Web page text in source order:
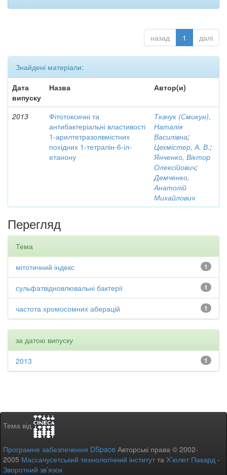
назад 1 далі
Знайдені матеріали:
Дата
випуску
Назва Автор(и)
2013
Фітотоксичні та
антибактеріальні властивості
1-арилтетразолвмістних
похідних 1-тетралін-6-іл-
етанону
Ткачук (Смикун),
Наталія
Василівна;
Цехмістер, А. В.;
Янченко, Віктор
Олексійович;
Демченко,
Анатолій
Михайлович
Перегляд
Тема
1
мітотичний індекс
1
сульфатвідновлювальні бактерії
1
частота хромосомних аберацій
за датою випуску
1
2013
Тема від
Програмне забезпечення DSpace Авторські права © 2002-
2005 Массачусетський технологічний інститутта Х’юлет Пакард -
Зворотний зв’язок